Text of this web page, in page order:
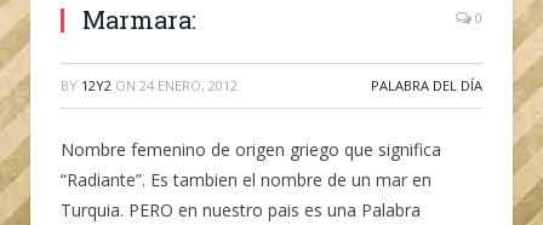
Marmara: 0
BY 12Y2 ON 24 ENERO, 2012 PALABRA DEL DÍA
Nombre femenino de origen griego que significa
“Radiante”. Es tambien el nombre de un mar en
Turquia. PERO en nuestro pais es una Palabra